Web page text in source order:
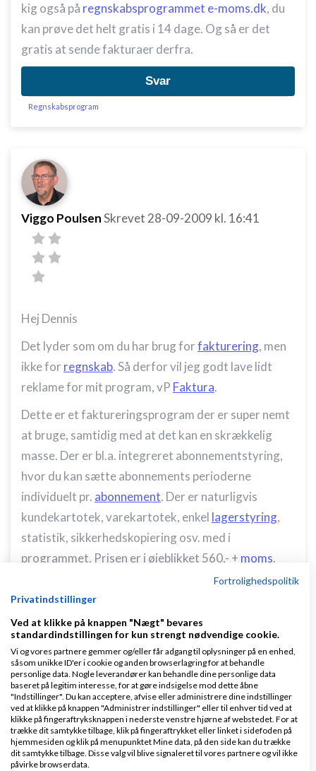
Fortrolighedspolitik
Privatindstillinger
Ved at klikke på knappen "Nægt" bevares
standardindstillingen for kun strengt nødvendige cookie.
Vi og vores partnere gemmer og/eller får adgang til oplysninger på en enhed,
såsom unikke ID'er i cookie og anden browserlagring for at behandle
personlige data. Nogle leverandører kan behandle dine personlige data
baseret på legitim interesse, for at gøre indsigelse mod dette åbne
"Indstillinger". Du kan acceptere, afvise eller administrere dine indstillinger
ved at klikke på knappen "Administrer indstillinger" eller til enhver tid ved at
klikke på fingeraftryksknappen i nederste venstre hjørne af webstedet. For at
trække dit samtykke tilbage, klik på fingeraftrykket eller linket i sidefoden på
hjemmesiden og klik på menupunktet Mine data, på den side kan du trække
dit samtykke tilbage. Disse valg vil blive signaleret til vores partnere og vil ikke
påvirke browserdata.
kig også på regnskabsprogrammet e-moms.dk, du
kan prøve det helt gratis i 14 dage. Og så er det
gratis at sende fakturaer derfra.
Svar
Regnskabsprogram
Viggo PoulsenSkrevet 28-09-2009 kl. 16:41
Hej Dennis
Det lyder som om du har brug forfakturering, men
ikke for regnskab. Så derfor vil jeg godt lave lidt
reklame for mit program, vP Faktura.
Dette er et faktureringsprogram der er super nemt
at bruge, samtidig med at det kan en skrækkelig
masse. Der er bl.a. integreret abonnementstyring,
hvor du kan sætte abonnements perioderne
individuelt pr. abonnement. Der er naturligvis
kundekartotek, varekartotek, enkel lagerstyring,
statistik, sikkerhedskopiering osv. med i
programmet. Prisen er i øjeblikket 560,- + moms.
Dette er et engangsbeløb med det hele !.
Du kan downloade og teste programmet i 30
dage fra minhjemmesidehttp://www.vipilon.dk
Fik jeg nævnt at der er fri service (mail og telefon)
samt gratis fremtidige opdateringer med i prisen ?
Med venlig hilsen
Viggo Poulsen
Svar
vP Faktura er et nemt og kraftfuldt faktureringsprogram